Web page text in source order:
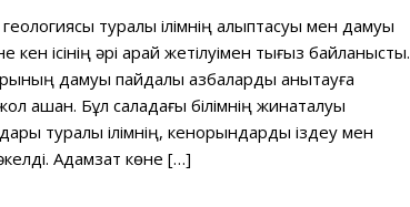
туралы ілімнің қалыптасуы мен дамуы
кен ісінің әрі қарай жетілуімен тығыз байланысты.
дамуы пайдалы қазбаларды анықтауға
ашқан. Бұл саладағы білімнің жинақталуы
туралы ілімнің, кенорындарды іздеу мен
Адамзат көне […]